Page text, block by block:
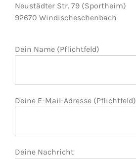
Neustädter Str. 79 (Sportheim)
92670 Windischeschenbach
Dein Name (Pflichtfeld)
Deine E-Mail-Adresse (Pflichtfeld)
Deine Nachricht